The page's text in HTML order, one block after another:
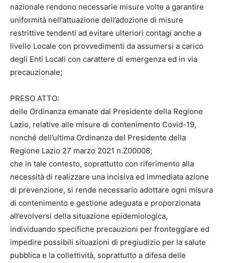
nazionale rendono necessarie misure volte a garantire
uniformità nell’attuazione dell’adozione di misure
restrittive tendenti ad evitare ulteriori contagi anche a
livello Locale con provvedimenti da assumersi a carico
degli Enti Locali con carattere di emergenza ed in via
precauzionale;
PRESO ATTO:
delle Ordinanza emanate dal Presidente della Regione
Lazio, relative alle misure di contenimento Covid-19,
nonché dell’ultima Ordinanza del Presidente della
Regione Lazio 27 marzo 2021 n.Z00008;
che in tale contesto, soprattutto con riferimento alla
necessità di realizzare una incisiva ed immediata azione
di prevenzione, si rende necessario adottare ogni misura
di contenimento e gestione adeguata e proporzionata
all’evolversi della situazione epidemiologica,
individuando specifiche precauzioni per fronteggiare ed
impedire possibili situazioni di pregiudizio per la salute
pubblica e la collettività, soprattutto a difesa delle